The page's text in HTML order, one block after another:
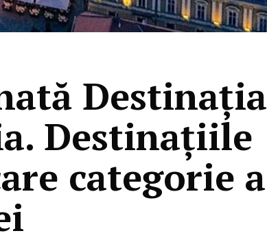
Destinația
Destinațiile
categorie a